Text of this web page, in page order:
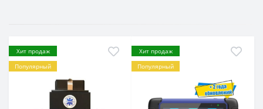
Хит продаж
Популярный
Хит продаж
Популярный